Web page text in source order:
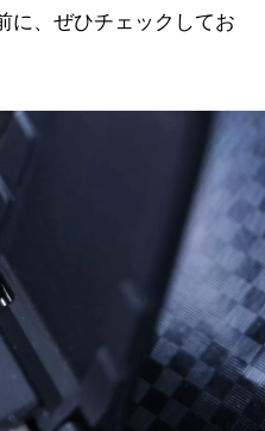
に、ぜひチェックしてお